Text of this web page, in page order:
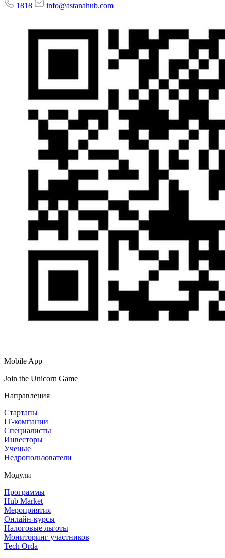
1818 info@astanahub.com
Mobile App
Join the Unicorn Game
Направления
Стартапы
IT‑компании
Специалисты
Инвесторы
Ученые
Недропользователи
Модули
Программы
Hub Market
Мероприятия
Онлайн‑курсы
Налоговые льготы
Мониторинг участников
Tech Orda